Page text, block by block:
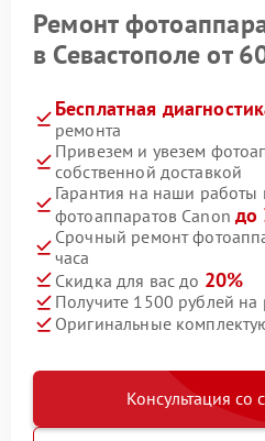
Ремонт
в Севастополе от
Бесплатная
ремонта
Привезем и увезем
собственной доставкой
Гарантия на наши работы
фотоаппаратов Canonдо
Срочный ремонт
часа
Скидка для вас до 20%
Получите 1500 рублей на
Оригинальные
Консультация со